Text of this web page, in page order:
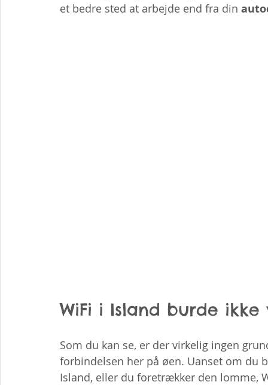
et bedre sted at arbejde end fra din
WiFi i Island burde
Som du kan se, er der virkelig ingen
forbindelsen her på øen. Uanset om du
Island, eller du foretrækker den lomme,